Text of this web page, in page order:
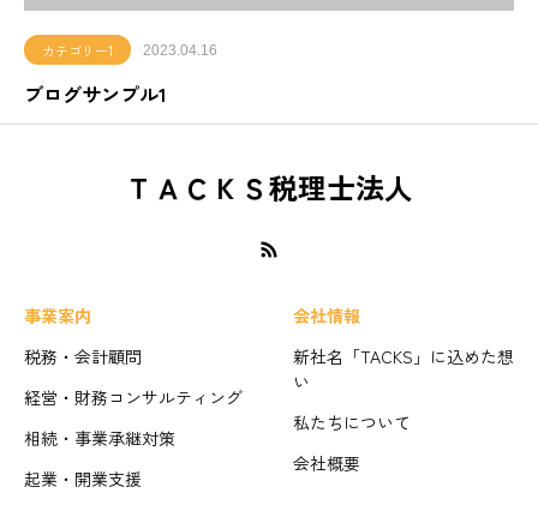
カテゴリー1 2023.04.16
ブログサンプル1
ＴＡＣＫＳ税理士法人
事業案内
税務・会計顧問
経営・財務コンサルティング
相続・事業承継対策
起業・開業支援
会社情報
新社名「TACKS」に込めた想
い
私たちについて
会社概要